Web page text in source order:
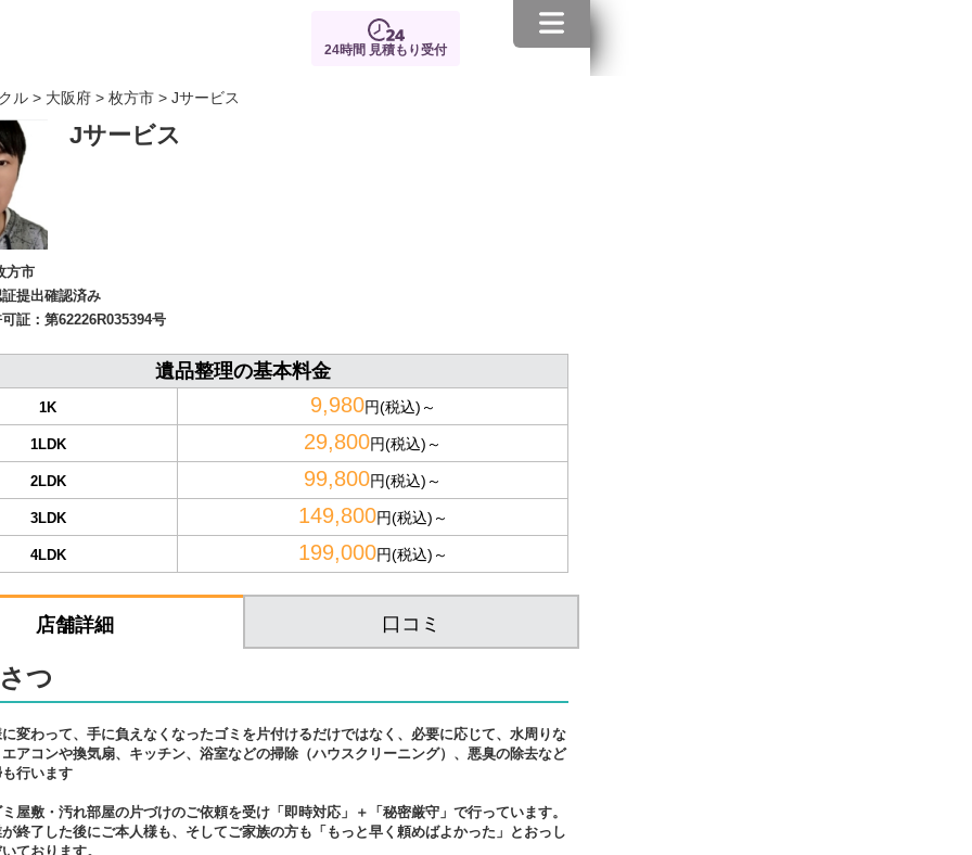
24時間 見積もり受付
ル > 大阪府 > 枚方市 > Jサービス
Jサービス
方市
提出確認済み
証： 第62226R035394号
遺品整理の基本料金
1K 9,980円(税込)～
1LDK 29,800円(税込)～
2LDK 99,800円(税込)～
3LDK 149,800円(税込)～
4LDK 199,000円(税込)～
店舗詳細 口コミ
つ
変わって、手に負えなくなったゴミを片付けるだけではなく、必要に応じて、水周りな
アコンや換気扇、キッチン、浴室などの掃除（ハウスクリーニング）、悪臭の除去など
行います
屋敷・汚れ部屋の片づけのご依頼を受け「即時対応」＋「秘密厳守」で行っています。
終了した後にご本人様も、そしてご家族の方も「もっと早く頼めばよかった」とおっし
ております。